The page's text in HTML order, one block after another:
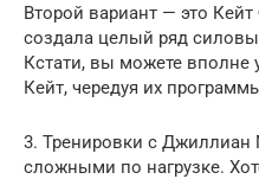
Второй вариант — это
создала целый ряд
Кстати, вы можете вполне
Кейт, чередуя их
3. Тренировки с
сложными по нагрузке.